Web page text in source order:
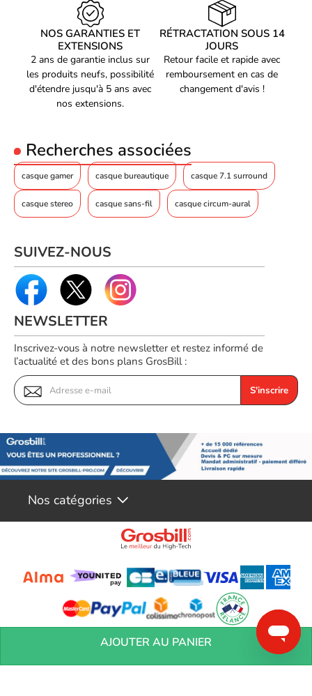
AJOUTER AU PANIER
NOS GARANTIES ET
EXTENSIONS
2 ans de garantie inclus sur
les produits neufs, possibilité
d'étendre jusqu'à 5 ans avec
nos extensions.
RÉTRACTATION SOUS 14
JOURS
Retour facile et rapide avec
remboursement en cas de
changement d'avis !
Recherches associées
casque gamer casque bureautique casque 7.1 surround
casque stereo casque sans-fil casque circum-aural
SUIVEZ-NOUS
NEWSLETTER
Inscrivez-vous à notre newsletter et restez informé de
l’actualité et des bons plans GrosBill :
S'inscrire
Nos catégories
Conditions générales de réservation Conditions générales de vente
Mentions
Vos informations personnelles Préférences Cookies
Aide &